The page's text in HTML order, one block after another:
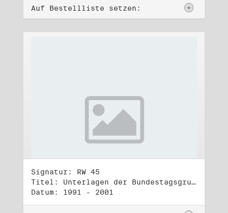
Auf Bestellliste setzen:
Signatur: RW 45
Titel: Unterlagen der Bundestagsgruppe und -fraktion Bündnis 90/Die Grünen (1)
Datum: 1991 - 2001